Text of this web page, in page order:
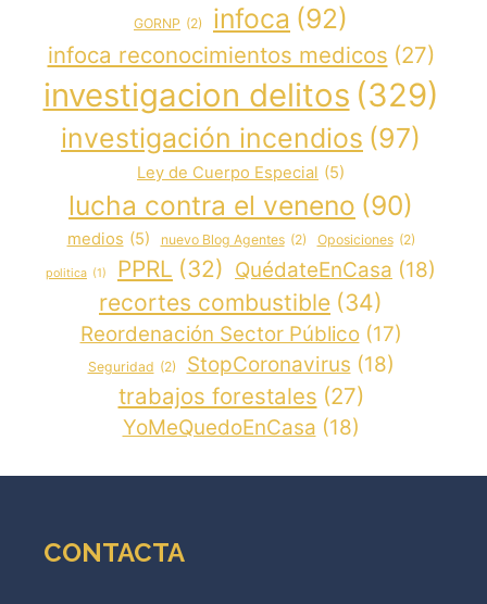
GORNP (2) infoca (92)
infoca reconocimientos medicos (27)
investigacion delitos (329)
investigación incendios (97)
Ley de Cuerpo Especial (5)
lucha contra el veneno (90)
medios (5) nuevo Blog Agentes (2) Oposiciones (2)
politica (1) PPRL (32) QuédateEnCasa (18)
recortes combustible (34)
Reordenación Sector Público (17)
Seguridad (2) StopCoronavirus (18)
trabajos forestales (27)
YoMeQuedoEnCasa (18)
CONTACTA